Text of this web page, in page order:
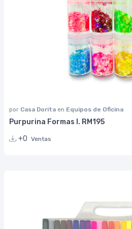
por Casa Dorita en Equipos de Oficina
Purpurina Formas I. RM195
+0 Ventas